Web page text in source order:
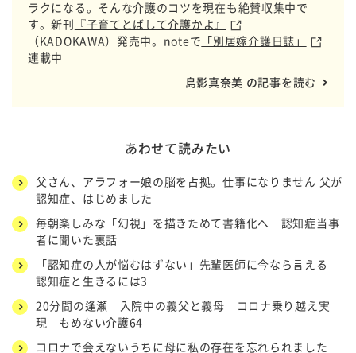
ラクになる。そんな介護のコツを現在も絶賛収集中で
す。新刊 『子育てとばして介護かよ』
（KADOKAWA）発売中。noteで 「別居嫁介護日誌」
連載中
島影真奈美 の記事を読む
あわせて読みたい
父さん、アラフォー娘の脳を占拠。仕事になりません 父が
認知症、はじめました
毎朝楽しみな「幻視」を描きためて書籍化へ 認知症当事
者に聞いた裏話
「認知症の人が悩むはずない」先輩医師に今なら言える
認知症と生きるには3
20分間の逢瀬 入院中の義父と義母 コロナ乗り越え実
現 もめない介護64
コロナで会えないうちに母に私の存在を忘れられました